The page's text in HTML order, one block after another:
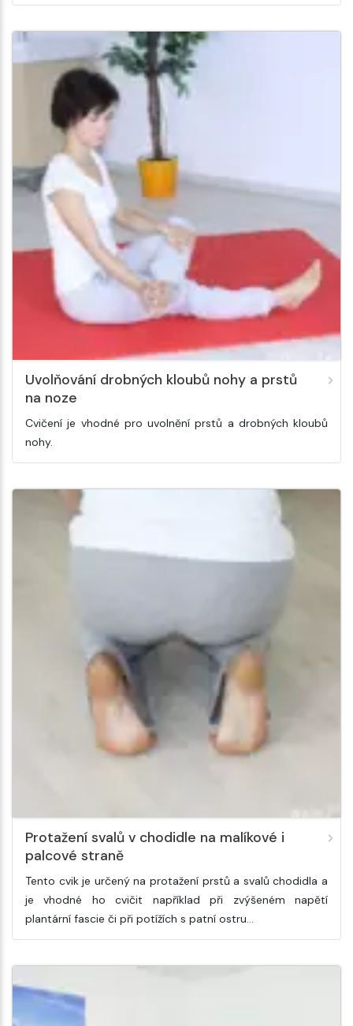
Uvolňování drobných kloubů nohy a prstů
na noze
Cvičení je vhodné pro uvolnění prstů a drobných kloubů
nohy.
Protažení svalů v chodidle na malíkové i
palcové straně
Tento cvik je určený na protažení prstů a svalů chodidla a
je vhodné ho cvičit například při zvýšeném napětí
plantární fascie či při potížích s patní ostru…